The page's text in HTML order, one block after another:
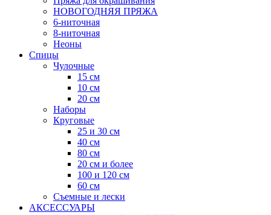
НОВОГОДНЯЯ ПРЯЖА
6-ниточная
8-ниточная
Неоны
Спицы
Чулочные
15 см
10 см
20 см
Наборы
Круговые
25 и 30 см
40 см
80 см
20 см и более
100 и 120 см
60 см
Съемные и лески
АКСЕССУАРЫ